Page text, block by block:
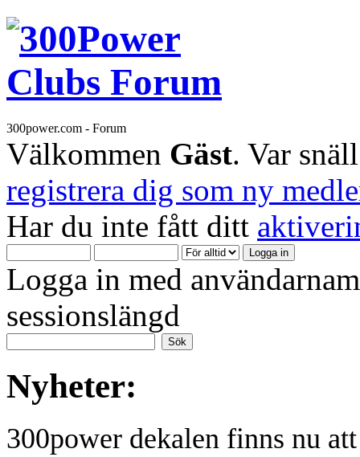
300power.com - Forum
Välkommen Gäst. Var
registrera dig som ny
Har du inte fått ditt
Logga in med
sessionslängd
Nyheter:
300power dekalen finns nu